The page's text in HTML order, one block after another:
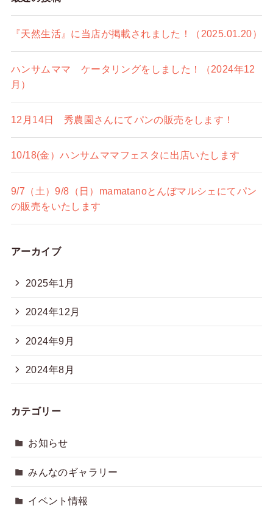
『天然生活』に当店が掲載されました！（2025.01.20）
ハンサムママ ケータリングをしました！（2024年12
月）
12月14日 秀農園さんにてパンの販売をします！
10/18(金）ハンサムママフェスタに出店いたします
9/7（土）9/8（日）mamatanoとんぼマルシェにてパン
の販売をいたします
アーカイブ
2025年1月
2024年12月
2024年9月
2024年8月
カテゴリー
お知らせ
みんなのギャラリー
イベント情報